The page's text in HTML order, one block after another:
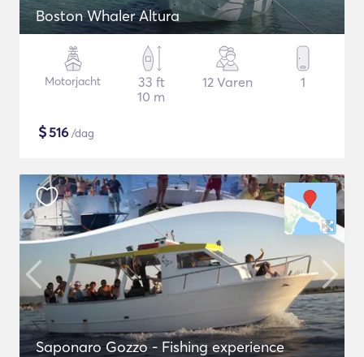
Boston Whaler Altura
Motorjacht
33 ft
10 m
12 Varen 1
$516 /dag
Saponaro Gozzo - Fishing experience